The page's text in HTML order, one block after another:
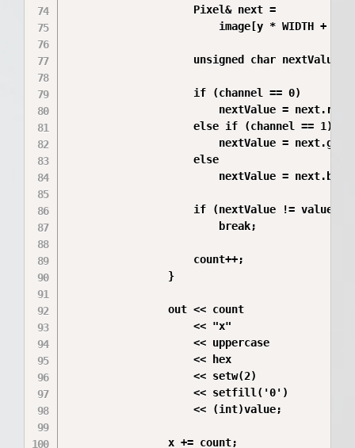
                    Pixel& next =
image[y * WIDTH + (x
                    unsigned char nextValue;
                    if (channel == 0)
                        nextValue = next.r;
                    else if (channel == 1)
                        nextValue = next.g;
                    else
                        nextValue = next.b;
                    if (nextValue != value)
                        break;
                    count++;
                }
                out << count
                    << "x"
                    << uppercase
                    << hex
                    << setw(2)
                    << setfill('0')
                    << (int)value;
                x += count;